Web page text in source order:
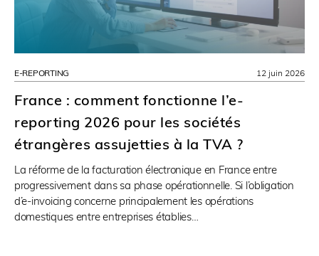
E-REPORTING
France : comment fonctionne l’e-
reporting 2026 pour les sociétés
étrangères assujetties à la TVA ?
La réforme de la facturation électronique en France entre
progressivement dans sa phase opérationnelle. Si l’obligation
d’e-invoicing concerne principalement les opérations
domestiques entre entreprises établies…
12 juin 2026